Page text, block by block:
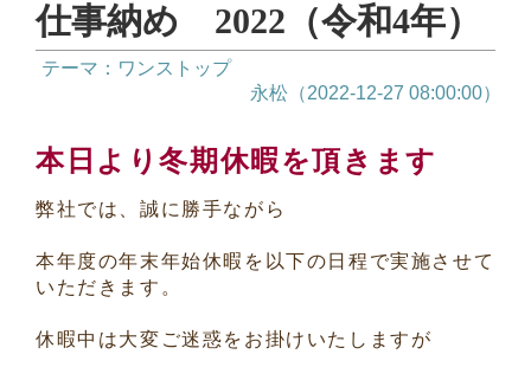
仕事納め 2022（令和4年）
テーマ：ワンストップ
永松（2022-12-27 08:00:00）
本日より冬期休暇を頂きます
弊社では、誠に勝手ながら
本年度の年末年始休暇を以下の日程で実施させて
いただきます。
休暇中は大変ご迷惑をお掛けいたしますが